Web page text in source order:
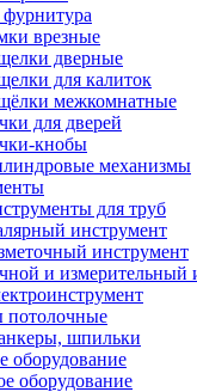
врезные
дверные
для калиток
межкомнатные
для дверей
кнобы
механизмы
для труб
инструмент
инструмент
и измерительный
потолочные
шпильки
оборудование
оборудование